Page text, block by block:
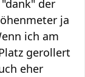
der
ja
ich am
gerollert
eher